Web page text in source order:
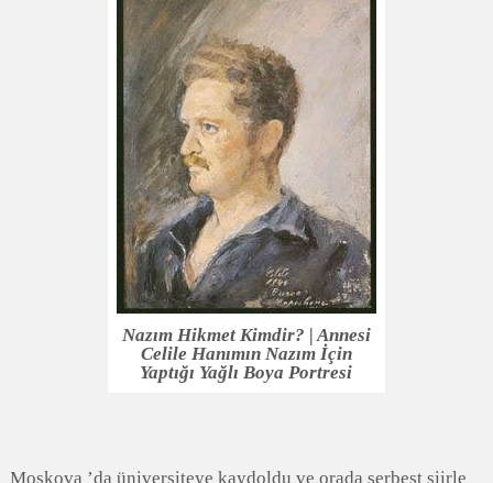
Nazım Hikmet Kimdir? | Annesi
Celile Hanımın Nazım İçin
Yaptığı Yağlı Boya Portresi
Moskova ’da üniversiteye kaydoldu ve orada serbest şiirle